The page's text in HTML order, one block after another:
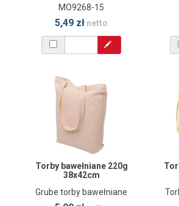
MO9268-15
5,49 zł netto
Torby bawełniane 220g
38x42cm
Grube torby bawełniane